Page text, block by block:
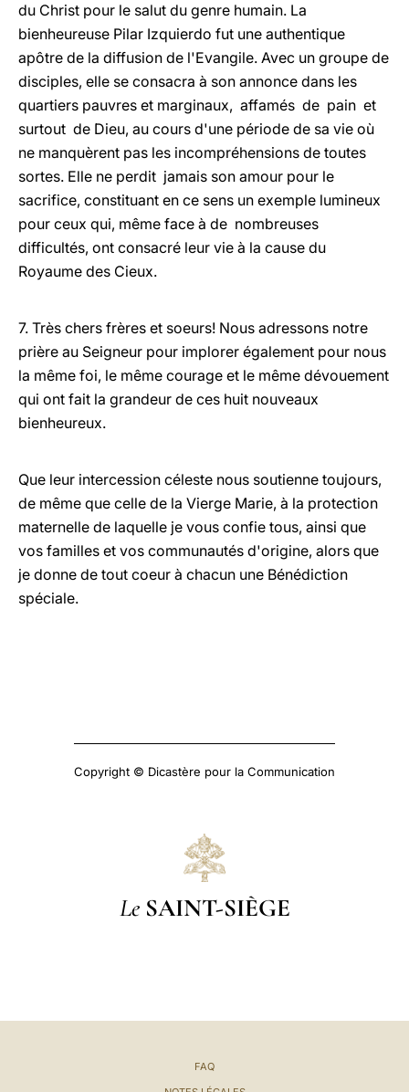
du Christ pour le salut du genre humain. La
bienheureuse Pilar Izquierdo fut une authentique
apôtre de la diffusion de l'Evangile. Avec un groupe de
disciples, elle se consacra à son annonce dans les
quartiers pauvres et marginaux, affamés de pain et
surtout de Dieu, au cours d'une période de sa vie où
ne manquèrent pas les incompréhensions de toutes
sortes. Elle ne perdit jamais son amour pour le
sacrifice, constituant en ce sens un exemple lumineux
pour ceux qui, même face à de nombreuses
difficultés, ont consacré leur vie à la cause du
Royaume des Cieux.
7. Très chers frères et soeurs! Nous adressons notre
prière au Seigneur pour implorer également pour nous
la même foi, le même courage et le même dévouement
qui ont fait la grandeur de ces huit nouveaux
bienheureux.
Que leur intercession céleste nous soutienne toujours,
de même que celle de la Vierge Marie, à la protection
maternelle de laquelle je vous confie tous, ainsi que
vos familles et vos communautés d'origine, alors que
je donne de tout coeur à chacun une Bénédiction
spéciale.
Copyright © Dicastère pour la Communication
Le SAINT-SIÈGE
FAQ